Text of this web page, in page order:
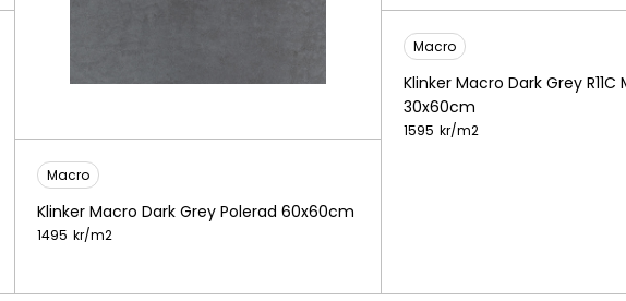
Macro
Klinker Macro Dark Grey Polerad 60x60cm
1495 kr/m2
Macro
Klinker Macro Dark Grey R11C
30x60cm
1595 kr/m2